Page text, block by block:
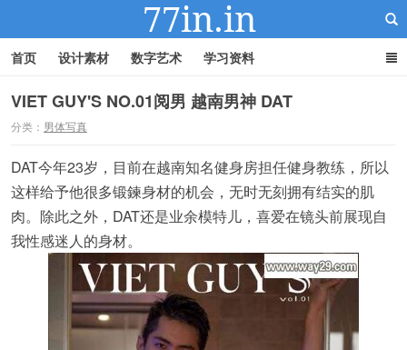
首页 设计素材 数字艺术 学习资料
VIET GUY'S NO.01阅男 越南男神 DAT
分类： 男体写真
DAT今年23岁，目前在越南知名健身房担任健身教练，所以
这样给予他很多锻鍊身材的机会，无时无刻拥有结实的肌
肉。除此之外，DAT还是业余模特儿，喜爱在镜头前展现自
我性感迷人的身材。